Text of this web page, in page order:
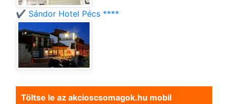
✔️ Sándor Hotel Pécs ****
Töltse le az akcioscsomagok.hu mobil